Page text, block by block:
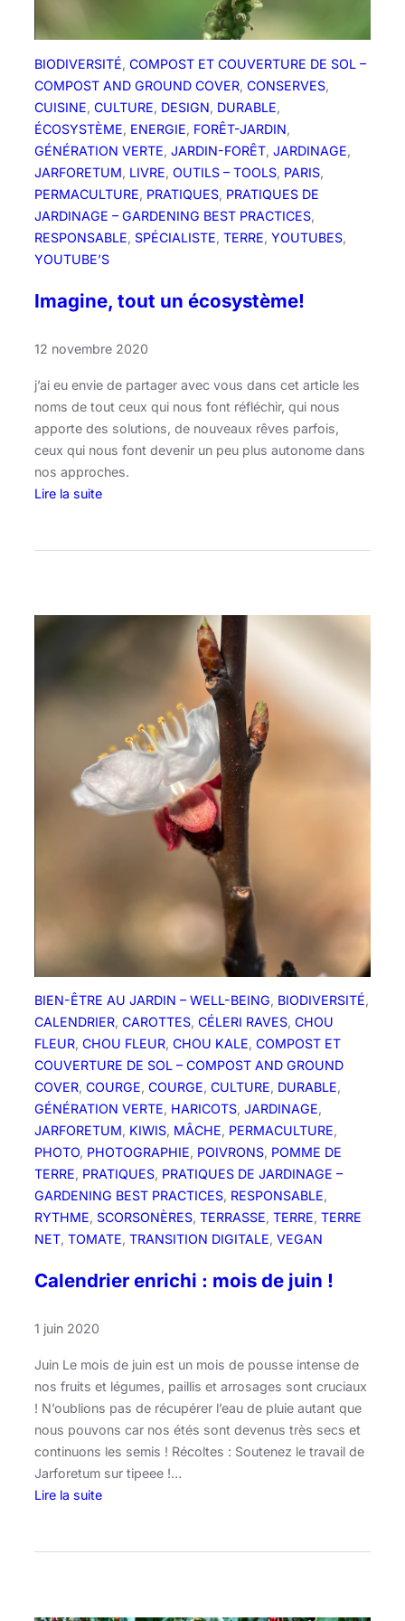
BIODIVERSITÉ, COMPOST ET COUVERTURE DE SOL –
COMPOST AND GROUND COVER, CONSERVES
CUISINE, CULTURE, DESIGN, DURABLE
ÉCOSYSTÈME, ENERGIE, FORÊT-JARDIN
GÉNÉRATION VERTE, JARDIN-FORÊT, JARDINAGE
JARFORETUM, LIVRE, OUTILS – TOOLS, PARIS
PERMACULTURE, PRATIQUES, PRATIQUES DE
JARDINAGE – GARDENING BEST PRACTICES
RESPONSABLE, SPÉCIALISTE, TERRE, YOUTUBES
YOUTUBE’S
Imagine, tout un écosystème!
12 novembre 2020
j’ai eu envie de partager avec vous dans cet article les
noms de tout ceux qui nous font réfléchir, qui nous
apporte des solutions, de nouveaux rêves parfois,
ceux qui nous font devenir un peu plus autonome dans
nos approches.
Lire la suite
u
t
u
n
è
m
e
!
BIEN-ÊTRE AU JARDIN – WELL-BEING, BIODIVERSITÉ
CALENDRIER, CAROTTES, CÉLERI RAVES, CHOU
FLEUR, CHOU FLEUR, CHOU KALE, COMPOST ET
COUVERTURE DE SOL – COMPOST AND GROUND
COVER, COURGE, COURGE, CULTURE, DURABLE
GÉNÉRATION VERTE, HARICOTS, JARDINAGE
JARFORETUM, KIWIS, MÂCHE, PERMACULTURE
PHOTO, PHOTOGRAPHIE, POIVRONS, POMME DE
TERRE, PRATIQUES, PRATIQUES DE JARDINAGE –
GARDENING BEST PRACTICES, RESPONSABLE
RYTHME, SCORSONÈRES, TERRASSE, TERRE, TERRE
NET, TOMATE, TRANSITION DIGITALE, VEGAN
Calendrier enrichi : mois de juin !
1 juin 2020
Juin Le mois de juin est un mois de pousse intense de
nos fruits et légumes, paillis et arrosages sont cruciaux
! N’oublions pas de récupérer l’eau de pluie autant que
nous pouvons car nos étés sont devenus très secs et
continuons les semis ! Récoltes : Soutenez le travail de
Jarforetum sur tipeee !…
Lire la suite